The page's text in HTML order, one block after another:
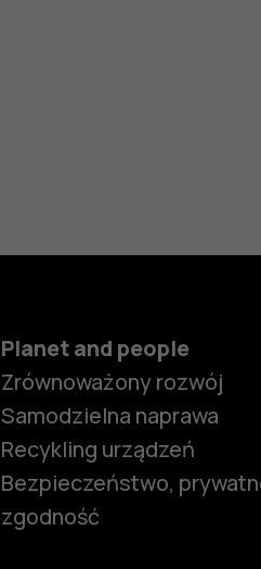
Planet and people
Zrównoważony rozwój
Samodzielna naprawa
Recykling urządzeń
Bezpieczeństwo,
zgodność